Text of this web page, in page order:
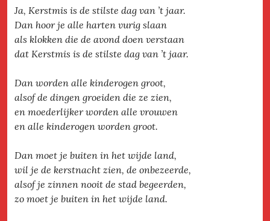
Ja, Kerstmis is de stilste dag van ’t jaar.
Dan hoor je alle harten vurig slaan
als klokken die de avond doen verstaan
dat Kerstmis is de stilste dag van ’t jaar.
Dan worden alle kinderogen groot,
alsof de dingen groeiden die ze zien,
en moederlijker worden alle vrouwen
en alle kinderogen worden groot.
Dan moet je buiten in het wijde land,
wil je de kerstnacht zien, de onbezeerde,
alsof je zinnen nooit de stad begeerden,
zo moet je buiten in het wijde land.